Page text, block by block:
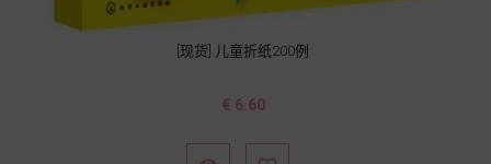
[现货] 儿童折纸200例
价
€ 6.60